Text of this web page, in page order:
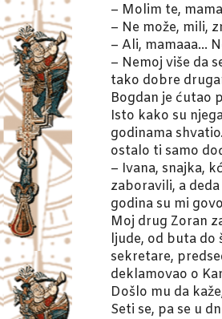
– Molim te,
– Ne može, mili,
– Ali, mamaaa…
– Nemoj više da
tako dobre
Bogdan je ćutao
Isto kako su
godinama
ostalo ti samo
– Ivana, snajka,
zaboravili, a
godina su mi
Moj drug Zoran
ljude, od buta do
sekretare,
deklamovao o
Došlo mu da
Seti se, pa se u